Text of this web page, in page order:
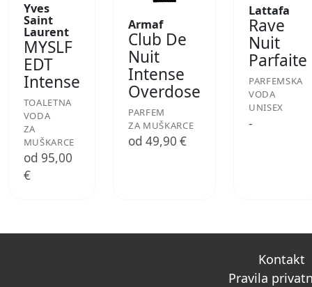
Yves
Saint
Laurent
MYSLF
EDT
Intense
TOALETNA
VODA
ZA
MUŠKARCE
od 95,00
€
Armaf
Club De
Nuit
Intense
Overdose
PARFEM
ZA MUŠKARCE
od 49,90 €
Lattafa
Rave
Nuit
Parfaite
PARFEMSKA
VODA
UNISEX
-
Kontakt
Pravila